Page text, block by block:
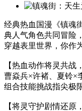
经典热血国漫《镇魂
典人气角色共同冒险
穿越表里世界，你作
【热血动作将灵共战
曹焱兵×许褚、夏铃×
组合技能挑战指尖极
【将灵守护剧情还原